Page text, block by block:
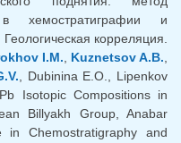
в хемостратиграфии и
корреляция.
I.M., Kuznetsov A.B.,
, Dubinina E.O., Lipenkov
Isotopic Compositions in
Billyakh Group, Anabar
in Chemostratigraphy and